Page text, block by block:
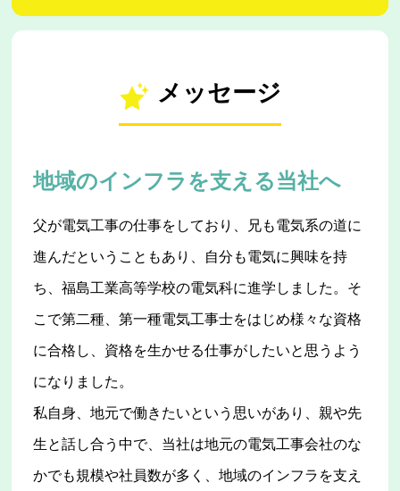
メッセージ
地域のインフラを支える当社へ
父が電気工事の仕事をしており、兄も電気系の道に
進んだということもあり、自分も電気に興味を持
ち、福島工業高等学校の電気科に進学しました。そ
こで第二種、第一種電気工事士をはじめ様々な資格
に合格し、資格を生かせる仕事がしたいと思うよう
になりました。
私自身、地元で働きたいという思いがあり、親や先
生と話し合う中で、当社は地元の電気工事会社のな
かでも規模や社員数が多く、地域のインフラを支え